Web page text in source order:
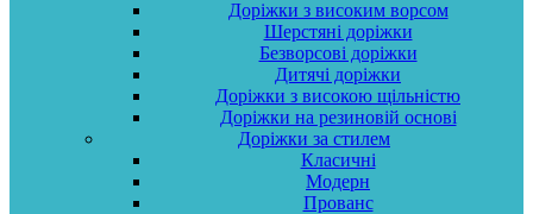
Доріжки з високим ворсом
Шерстяні доріжки
Безворсові доріжки
Дитячі доріжки
Доріжки з високою щільністю
Доріжки на резиновій основі
Доріжки за стилем
Класичні
Модерн
Прованс